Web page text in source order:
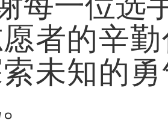
者的辛
未知的